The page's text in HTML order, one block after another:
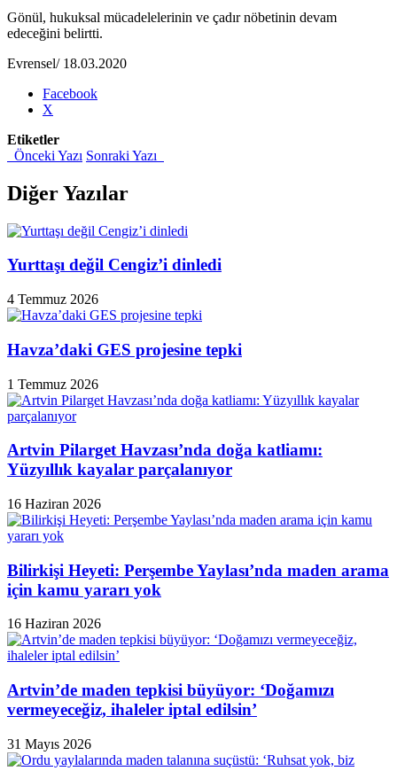
Gönül, hukuksal mücadelelerinin ve çadır nöbetinin devam
edeceğini belirtti.
Evrensel/ 18.03.2020
Share
"Ordu
Çevre
“Zehirleniyoruz,
çöp
tesisi
ÇED’e
değil”"
Facebook
X
Etiketler
Önceki Yazı Sonraki Yazı
Diğer Yazılar
Yurttaşı değil Cengiz’i dinledi
4 Temmuz 2026
Havza’daki GES projesine tepki
1 Temmuz 2026
Artvin Pilarget Havzası’nda doğa katliamı:
Yüzyıllık kayalar parçalanıyor
16 Haziran 2026
Bilirkişi Heyeti: Perşembe Yaylası’nda maden arama
için kamu yararı yok
16 Haziran 2026
Artvin’de maden tepkisi büyüyor: ‘Doğamızı
vermeyeceğiz, ihaleler iptal edilsin’
31 Mayıs 2026